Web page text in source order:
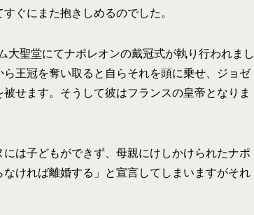
ぐにまた抱きしめるのでした。
大聖堂にてナポレオンの戴冠式が執り行われまし
王冠を奪い取ると自らそれを頭に乗せ、ジョゼ
せます。そうして彼はフランスの皇帝となりま
は子どもができず、母親にけしかけられたナポ
ければ離婚する」と宣言してしまいますがそれ